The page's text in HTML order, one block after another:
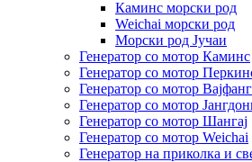
Каминс морски род
Weichai морски род
Морски род Јучаи
Генератор со мотор Каминс
Генератор со мотор
Генератор со мотор Вајфанг
Генератор со мотор
Генератор со мотор Шангај
Генератор со мотор Weichai
Генератор на приколка и